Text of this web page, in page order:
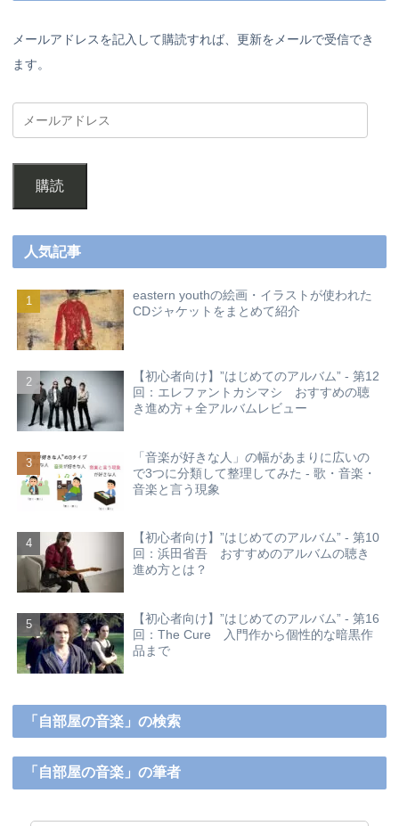
メールアドレスを記入して購読すれば、更新をメールで受信でき
ます。
購読
人気記事
eastern youthの絵画・イラストが使われた
CDジャケットをまとめて紹介
【初心者向け】”はじめてのアルバム” - 第12
回：エレファントカシマシ おすすめの聴
き進め方＋全アルバムレビュー
「音楽が好きな人」の幅があまりに広いの
で3つに分類して整理してみた - 歌・音楽・
音楽と言う現象
【初心者向け】”はじめてのアルバム” - 第10
回：浜田省吾 おすすめのアルバムの聴き
進め方とは？
【初心者向け】”はじめてのアルバム” - 第16
回：The Cure 入門作から個性的な暗黒作
品まで
「自部屋の音楽」の検索
「自部屋の音楽」の筆者